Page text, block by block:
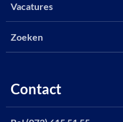
Vacatures
Zoeken
Contact